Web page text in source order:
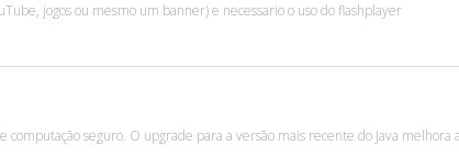
jogos ou mesmo um banner) e necessario o uso do flashplayer
seguro. O upgrade para a versão mais recente do Java melhora